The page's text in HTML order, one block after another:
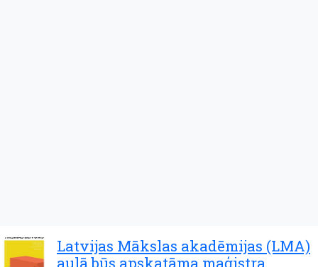
Latvijas Mākslas akadēmijas (LMA)
aulā būs apskatāma maģistra